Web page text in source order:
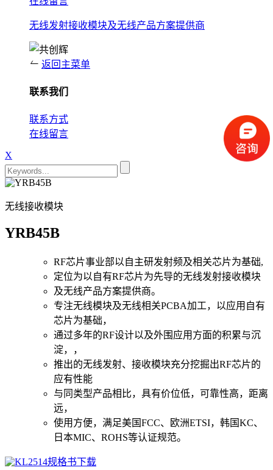
无线发射接收模块及无线产品方案提供商
返回主菜单
联系我们
联系方式
在线留言
X
无线接收模块
YRB45B
RF芯片事业部以自主研发射频及相关芯片为基础,
定位为以自有RF芯片为先导的无线发射接收模块
及无线产品方案提供商。
专注无线模块及无线相关PCBA加工，以应用自有
芯片为基础，
通过多年的RF设计以及外围应用方面的积累与沉
淀，，
推出的无线发射、接收模块充分挖掘出RF芯片的
应有性能
与同类型产品相比，具有价位低，可靠性高，距离
远，
使用方便，满足美国FCC、欧洲ETSI，韩国KC、
日本MIC、ROHS等认证规范。
规格书下载